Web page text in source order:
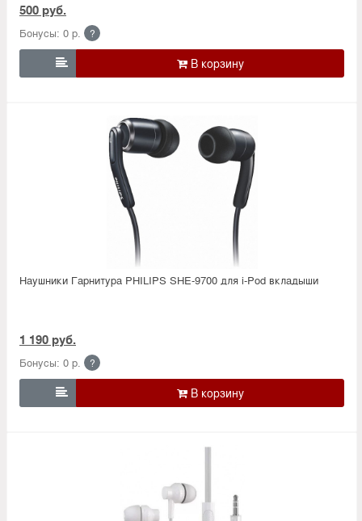
500 руб.
Бонусы: 0 р. ?

Наушники Гарнитура PHILIPS SHE-9700 для i-Pod вкладыши
1 190 руб.
Бонусы: 0 р. ?
